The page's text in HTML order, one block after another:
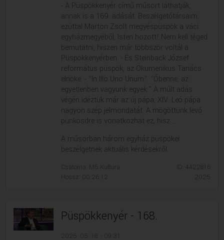
- A Püspökkenyér című műsort láthatják,
annak is a 169. adását. Beszélgetőtársaim,
ezúttal Marton Zsolt megyéspüspök a váci
egyházmegyéből, Isten hozott! Nem kell téged
bemutatni, hiszen már többször voltál a
Püspökkenyérben. - És Steinback József
református püspök, az Ökumenikus Tanács
elnöke. - "In Illo Uno Unum". "Őbenne, az
egyetlenben vagyunk egyek." A múlt adás
végén idéztük már az új pápa, XIV. Leó pápa
nagyon szép jelmondatát. A mögöttünk levő
pünkösdre is vonatkozhat ez, hisz...
A műsorban három egyház püspökei
beszélgetnek aktuális kérdésekről.
Csatorna: M5 Kultúra
Hossz: 00:26:12
ID: 4422816
Püspökkenyér - 168.